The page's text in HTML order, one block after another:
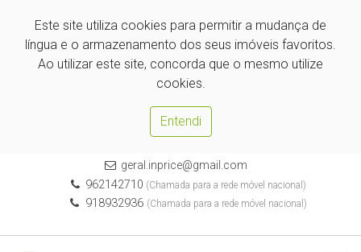
Este site utiliza cookies para permitir a mudança de
língua e o armazenamento dos seus imóveis favoritos.
Ao utilizar este site, concorda que o mesmo utilize
cookies.
Entendi
geral.inprice@gmail.com
962142710 (Chamada para a rede móvel nacional)
918932936 (Chamada para a rede móvel nacional)